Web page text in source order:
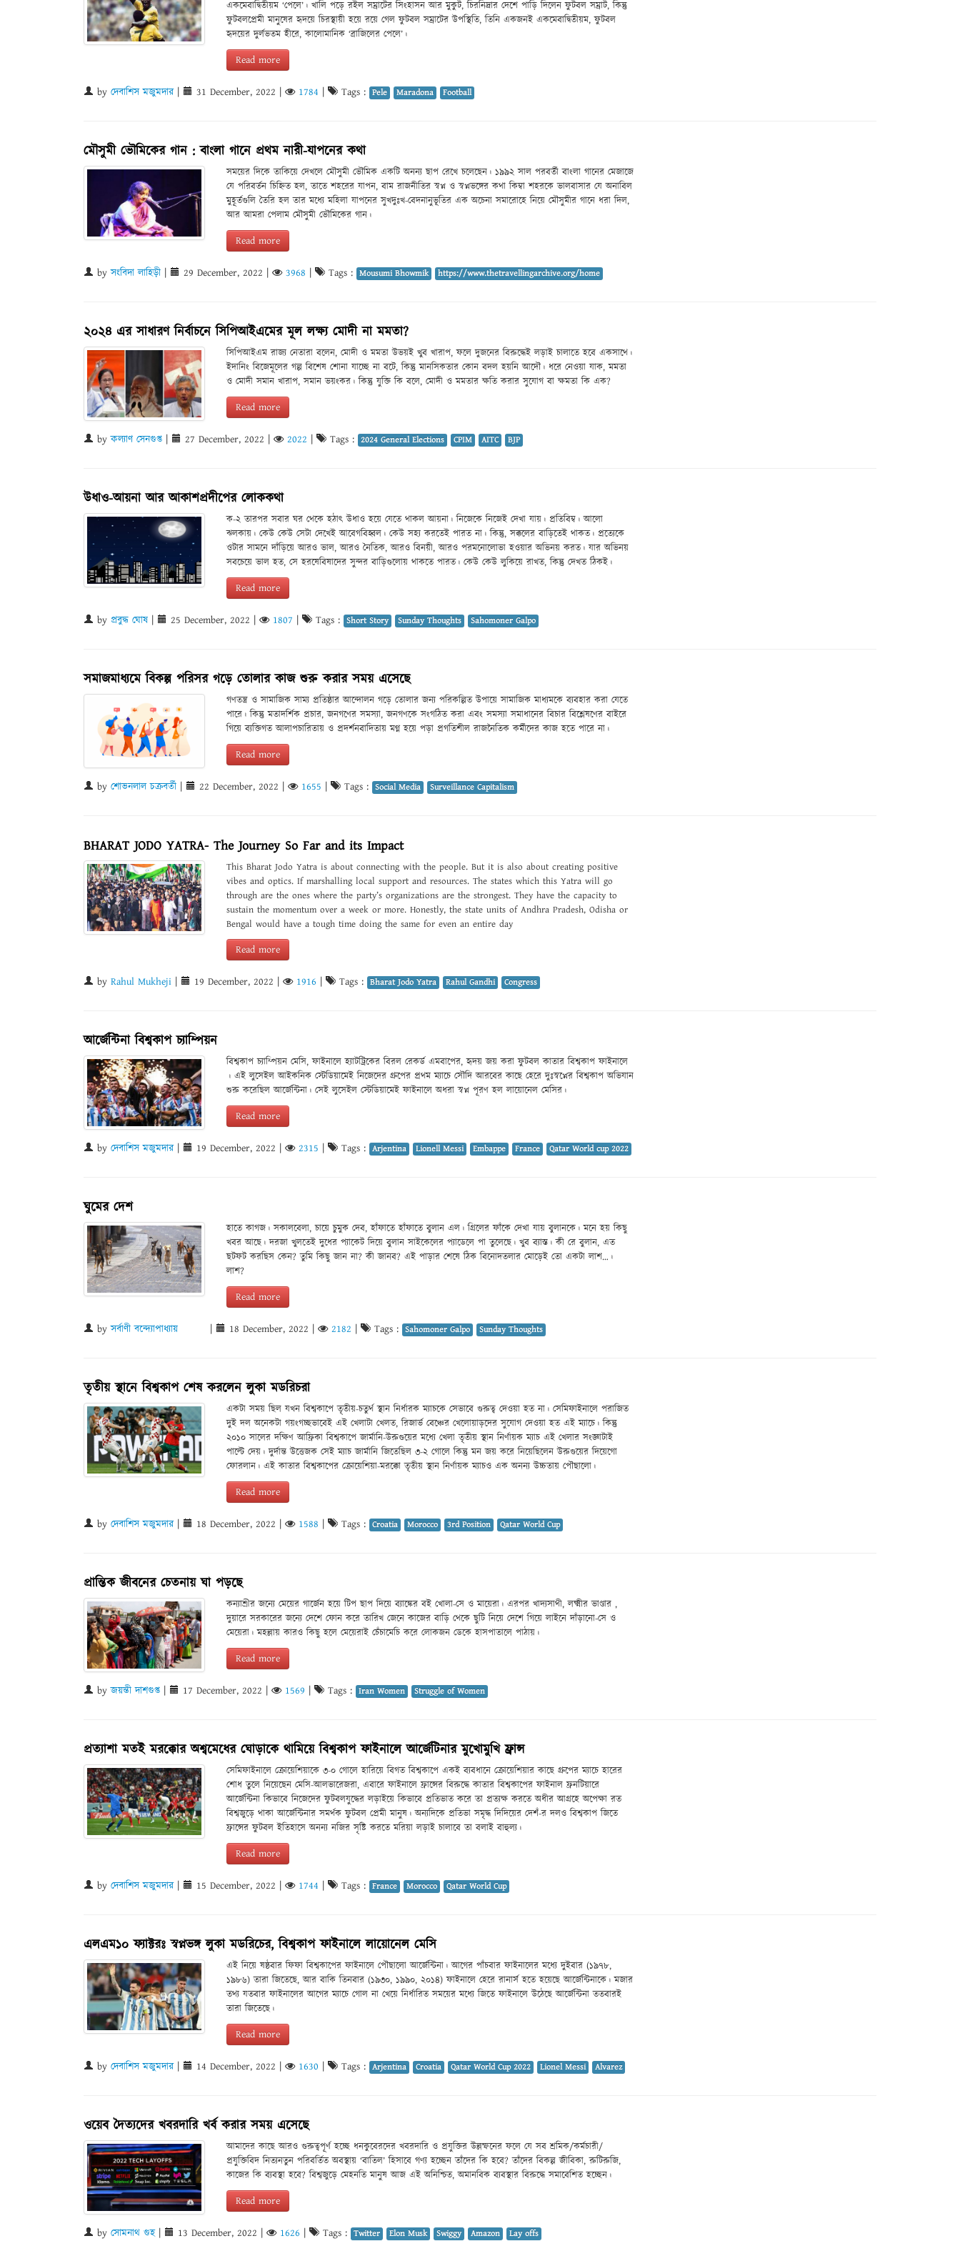
একমেবাদ্বিতীয়ম ‘পেলে’। খালি পড়ে রইল সম্রাটের সিংহাসন আর মুকুট, চিরনিদ্রার দেশে পাড়ি দিলেন ফুটবল সম্রাট, কিন্তু
ফুটবলপ্রেমী মানুষের হৃদয়ে চিরস্থায়ী হয়ে রয়ে গেল ফুটবল সম্রাটের উপস্থিতি, তিনি একজনই একমেবাদ্বিতীয়ম, ফুটবল
হৃদয়ের দুর্লভতম হীরে, কালোমানিক ‘ব্রাজিলের পেলে’।
Read more
by দেবাশিস মজুমদার| 31 December, 2022 1784 Tags : Pele Maradona Football
মৌসুমী ভৌমিকের গান : বাংলা গানে প্রথম নারী-যাপনের কথা
সময়ের দিকে তাকিয়ে দেখলে মৌসুমী ভৌমিক একটি অনন্য ছাপ রেখে চলেছেন। ১৯৯২ সাল পরবর্তী বাংলা গানের মেজাজে
যে পরিবর্তন চিহ্নিত হল, তাতে শহরের যাপন, বাম রাজনীতির স্বপ্ন ও স্বপ্নভঙ্গের কথা কিম্বা শহরকে ভালবাসার যে অনাবিল
মুহূর্তগুলি তৈরি হল তার মধ্যে মহিলা যাপনের সুখদুঃখ-বেদনানুভূতির এক অচেনা সমারোহে নিয়ে মৌসুমীর গানে ধরা দিল,
আর আমরা পেলাম মৌসুমী ভৌমিকের গান।
Read more
byসংবিদা লাহিড়ী 29 December, 2022 3968 Tags : Mousumi Bhowmik https://www.thetravellingarchive.org/home
২০২৪ এর সাধারণ নির্বাচনে সিপিআইএমের মূল লক্ষ্য মোদী না মমতা?
সিপিআইএম রাজ্য নেতারা বলেন, মোদী ও মমতা উভয়ই খুব খারাপ, ফলে দুজনের বিরুদ্ধেই লড়াই চালাতে হবে একসাথে।
ইদানিং বিজেমূলের গল্প বিশেষ শোনা যাচ্ছে না বটে, কিন্তু মানসিকতার কোন বদল হয়নি আদৌ। ধরে নেওয়া যাক, মমতা
ও মোদী সমান খারাপ, সমান ভয়ংকর। কিন্তু যুক্তি কি বলে, মোদী ও মমতার ক্ষতি করার সুযোগ বা ক্ষমতা কি এক?
Read more
byকল্যাণ সেনগুপ্ত 27 December, 2022 2022 Tags : 2024 General Elections CPIM AITC BJP
উধাও-আয়না আর আকাশপ্রদীপের লোককথা
ক-২ তারপর সবার ঘর থেকে হঠাৎ উধাও হয়ে যেতে থাকল আয়না। নিজেকে নিজেই দেখা যায়। প্রতিবিম্ব। আলো
ঝলকায়। কেউ কেউ সেটা দেখেই আবেগবিহ্বল। কেউ সহ্য করতেই পারত না। কিন্তু, সক্কলের বাড়িতেই থাকত। প্রত্যেকে
ওটার সামনে দাঁড়িয়ে আরও ভাল, আরও নৈতিক, আরও বিনয়ী, আরও পরমনোলোভা হওয়ার অভিনয় করত। যার অভিনয়
সবচেয়ে ভাল হত, সে হরষেবিষাদের সুন্দর বাড়িগুলোয় থাকতে পারত। কেউ কেউ লুকিয়ে রাখত, কিন্তু দেখত ঠিকই।
Read more
by প্রবুদ্ধ ঘোষ 25 December, 2022 1807 Tags : Short Story Sunday Thoughts Sahomoner Galpo
সমাজমাধ্যমে বিকল্প পরিসর গড়ে তোলার কাজ শুরু করার সময় এসেছে
গণতন্ত্র ও সামাজিক সাম্য প্রতিষ্ঠার আন্দোলন গড়ে তোলার জন্য পরিকল্পিত উপায়ে সামাজিক মাধ্যমকে ব্যবহার করা যেতে
পারে। কিন্তু মতাদর্শিক প্রচার, জনগণের সমস্যা, জনগণকে সংগঠিত করা এবং সমস্যা সমাধানের বিচার বিশ্লেষণের বাইরে
গিয়ে ব্যক্তিগত আলাপচারিতায় ও প্রদর্শনবাদিতায় মগ্ন হয়ে পড়া প্রগতিশীল রাজনৈতিক কর্মীদের কাজ হতে পারে না।
Read more
by শোভনলাল চক্রবর্তী 22 December, 2022 1655 Tags : Social Media Surveillance Capitalism
BHARAT JODO YATRA- The Journey So Far and its Impact
This Bharat Jodo Yatra is about connecting with the people. But it is also about creating positive
vibes and optics. If marshalling local support and resources. The states which this Yatra will go
through are the ones where the party’s organizations are the strongest. They have the capacity to
sustain the momentum over a week or more. Honestly, the state units of Andhra Pradesh, Odisha or
Bengal would have a tough time doing the same for even an entire day
Read more
by Rahul Mukheji 19 December, 2022 1916 Tags : Bharat Jodo Yatra Rahul Gandhi Congress
আর্জেন্টিনা বিশ্বকাপ চ্যাম্পিয়ন
বিশ্বকাপ চ্যাম্পিয়ন মেসি, ফাইনালে হ্যাটট্রিকের বিরল রেকর্ড এমবাপের, হৃদয় জয় করা ফুটবল কাতার বিশ্বকাপ ফাইনালে
। এই লুসেইল আইকনিক স্টেডিয়ামেই নিজেদের গ্রুপের প্রথম ম্যাচে সৌদি আরবের কাছে হেরে দুঃস্বপ্নের বিশ্বকাপ অভিযান
শুরু করেছিল আর্জেন্টিনা। সেই লুসেইল স্টেডিয়ামেই ফাইনালে অধরা স্বপ্ন পূরণ হল লায়োনেল মেসির।
Read more
by দেবাশিস মজুমদার| 19 December, 2022 2315 Tags : Arjentina Lionell Messi Embappe France Qatar World cup 2022
ঘুমের দেশ
হাতে কাগজ। সকালবেলা, চায়ে চুমুক দেব, হাঁফাতে হাঁফাতে বুলান এল। গ্রিলের ফাঁকে দেখা যায় বুলানকে। মনে হয় কিছু
খবর আছে। দরজা খুলতেই দুধের প্যাকেট দিয়ে বুলান সাইকেলের প্যাডেলে পা তুলেছে। খুব ব্যাস্ত। কী রে বুলান, এত
ছটফট করছিস কেন? তুমি কিছু জান না? কী জানব? এই পাড়ার শেষে ঠিক বিনোদতলার মোড়েই তো একটা লাশ…।
লাশ?
Read more
byসর্বাণী বন্দ্যোপাধ্যায় 18 December, 2022 2182 Tags : Sahomoner Galpo Sunday Thoughts
তৃতীয় স্থানে বিশ্বকাপ শেষ করলেন লুকা মডরিচরা
একটা সময় ছিল যখন বিশ্বকাপে তৃতীয়-চতুর্থ স্থান নির্ধারক ম্যাচকে সেভাবে গুরুত্ব দেওয়া হত না। সেমিফাইনালে পরাজিত
দুই দল অনেকটা গয়ংগচ্ছভাবেই এই খেলাটা খেলত, রিজার্ভ বেঞ্চের খেলোয়াড়দের সুযোগ দেওয়া হত এই ম্যাচে। কিন্তু
২০১০ সালের দক্ষিণ আফ্রিকা বিশ্বকাপে জার্মানি-উরুগুয়ের মধ্যে খেলা তৃতীয় স্থান নির্ণায়ক ম্যাচ এই খেলার সংজ্ঞাটাই
পাল্টে দেয়। দুর্দান্ত উত্তেজক সেই ম্যাচ জার্মানি জিতেছিল ৩-২ গোলে কিন্তু মন জয় করে নিয়েছিলেন উরুগুয়ের দিয়েগো
ফোরলান। এই কাতার বিশ্বকাপের ক্রোয়েশিয়া-মরক্কো তৃতীয় স্থান নির্ণায়ক ম্যাচও এক অনন্য উচ্চতায় পৌছালো।
Read more
by দেবাশিস মজুমদার| 18 December, 2022 1588 Tags : Croatia Morocco 3rd Position Qatar World Cup
প্রান্তিক জীবনের চেতনায় ঘা পড়ছে
কন্যাশ্রীর জন্যে মেয়ের গার্জেন হয়ে টিপ ছাপ দিয়ে ব্যাঙ্কের বই খোলা-সে ও মায়েরা। এরপর খাদ্যসাথী, লক্ষ্মীর ভাণ্ডার ,
দুয়ারে সরকারের জন্যে দেশে ফোন করে তারিখ জেনে কাজের বাড়ি থেকে ছুটি নিয়ে দেশে গিয়ে লাইনে দাঁড়ানো-সে ও
মেয়েরা। মহল্লায় কারও কিছু হলে মেয়েরাই চেঁচামেচি করে লোকজন ডেকে হাসপাতালে পাঠায়।
Read more
byজয়ন্তী দাশগুপ্ত 17 December, 2022 1569 Tags : Iran Women Struggle of Women
প্রত্যাশা মতই মরক্কোর অশ্বমেধের ঘোড়াকে থামিয়ে বিশ্বকাপ ফাইনালে আর্জেটিনার মুখোমুখি ফ্রান্স
সেমিফাইনালে ক্রোয়েশিয়াকে ৩-০ গোলে হারিয়ে বিগত বিশ্বকাপে একই ব্যবধানে ক্রোয়েশিয়ার কাছে গ্রুপের ম্যাচে হারের
শোধ তুলে নিয়েছেন মেসি-আলভারেজরা, এবারে ফাইনালে ফ্রান্সের বিরুদ্ধে কাতার বিশ্বকাপের ফাইনাল ফ্রনটিয়ারে
আর্জেন্টিনা কিভাবে নিজেদের ফুটবলযুদ্ধের লড়াইয়ে কিভাবে প্রতিভাত করে তা প্রত্যক্ষ করতে অধীর আগ্রহে অপেক্ষা রত
বিশ্বজুড়ে থাকা আর্জেন্টিনার সমর্থক ফুটবল প্রেমী মানুষ। অন্যদিকে প্রতিভা সমৃদ্ধ দিদিয়ের দেশঁ-র দলও বিশ্বকাপ জিতে
ফ্রান্সের ফুটবল ইতিহাসে অনন্য নজির সৃষ্টি করতে মরিয়া লড়াই চালাবে তা বলাই বাহুল্য।
Read more
by দেবাশিস মজুমদার| 15 December, 2022 1744 Tags : France Morocco Qatar World Cup
এলএম১০ ফ্যাক্টরঃ স্বপ্নভঙ্গ লুকা মডরিচের, বিশ্বকাপ ফাইনালে লায়োনেল মেসি
এই নিয়ে ষষ্ঠবার ফিফা বিশ্বকাপের ফাইনালে পৌছালো আর্জেন্টিনা। আগের পাঁচবার ফাইনালের মধ্যে দুইবার (১৯৭৮,
১৯৮৬) তারা জিতেছে, আর বাকি তিনবার (১৯৩০, ১৯৯০, ২০১৪) ফাইনালে হেরে রানার্স হতে হয়েছে আর্জেন্টিনাকে। মজার
তথ্য যতবার ফাইনালের আগের ম্যাচে গোল না খেয়ে নির্ধারিত সময়ের মধ্যে জিতে ফাইনালে উঠেছে আর্জেন্টিনা ততবারই
তারা জিতেছে।
Read more
by দেবাশিস মজুমদার| 14 December, 2022 1630 Tags : Arjentina Croatia Qatar World Cup 2022 Lionel Messi Alvarez
ওয়েব দৈত্যদের খবরদারি খর্ব করার সময় এসেছে
আমাদের কাছে আরও গুরুত্বপূর্ণ হচ্ছে ধনকুবেরদের খবরদারি ও প্রযুক্তির উল্লম্ফনের ফলে যে সব শ্রমিক/কর্মচারী/
প্রযুক্তিবিদ নিত্যনতুন পরিবর্তিত অবস্থায় ‘বাতিল’ হিসাবে গণ্য হচ্ছেন তাঁদের কি হবে? তাঁদের বিকল্প জীবিকা, রুটিরুজি,
কাজের কি ব্যবস্থা হবে? বিশ্বজুড়ে মেহনতি মানুষ আজ এই অনিশ্চিত, অমানবিক ব্যবস্থার বিরুদ্ধে সমাবেশিত হচ্ছেন।
Read more
by সোমনাথ গুহ| 13 December, 2022 1626 Tags : Twitter Elon Musk Swiggy Amazon Lay offs